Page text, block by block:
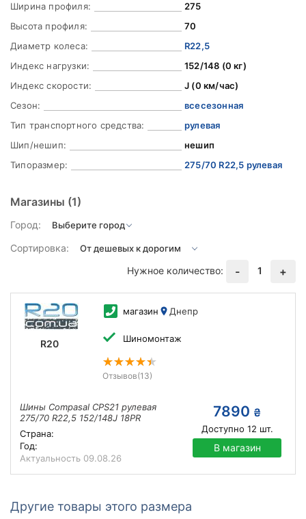
Ширина профиля:
275
Высота профиля:
70
Диаметр колеса:
R22,5
Индекс нагрузки:
152/148 (0 кг)
Индекс скорости:
J (0 км/час)
Сезон:
всесезонная
Тип транспортного средства:
рулевая
Шип/нешип:
нешип
Типоразмер:
275/70 R22,5 рулевая
Магазины (1)
Город:
Сортировка:
Нужное количество:
- 1 +
R20
магазин Днепр
Шиномонтаж
Отзывов(13)
Шины Compasal CPS21 рулевая
275/70 R22,5 152/148J 18PR
Страна:
Год:
Актуальность 09.08.26
7890 ₴
Доступно 12 шт.
В магазин
Другие товары этого размера